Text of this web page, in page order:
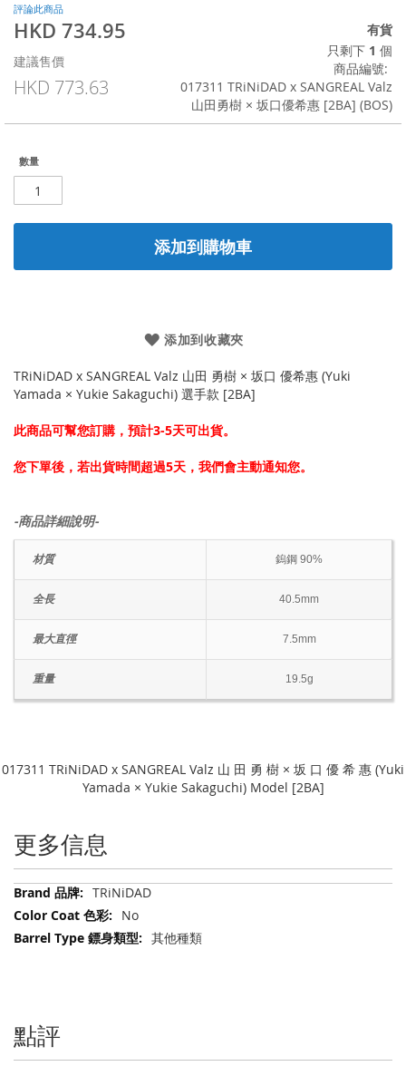
評論此商品
特
價
格
HKD 734.95
建議售價
HKD 773.63
有貨
只剩下 1 個
商品編號
017311 TRiNiDAD x SANGREAL Valz
山田勇樹 × 坂口優希惠 [2BA] (BOS)
數量
添加到購物車
添加到收藏夾
TRiNiDAD x SANGREAL Valz 山田 勇樹 × 坂口 優希惠 (Yuki
Yamada × Yukie Sakaguchi) 選手款 [2BA]
此商品可幫您訂購，預計3-5天可出貨。
您下單後，若出貨時間超過5天，我們會主動通知您。
-商品詳細說明-
材質 鎢鋼 90%
全長 40.5mm
最大直徑 7.5mm
重量 19.5g
gallery
017311 TRiNiDAD x SANGREAL Valz 山 田 勇 樹 × 坂 口 優 希 惠 (Yuki
Yamada × Yukie Sakaguchi) Model [2BA]
更多信息
更
多
息
TRiNiDAD
No
其他種類
點評